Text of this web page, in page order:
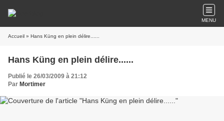
MENU
Accueil » Hans Küng en plein délire......
Hans Küng en plein délire......
Publié le 26/03/2009 à 21:12
Par Mortimer